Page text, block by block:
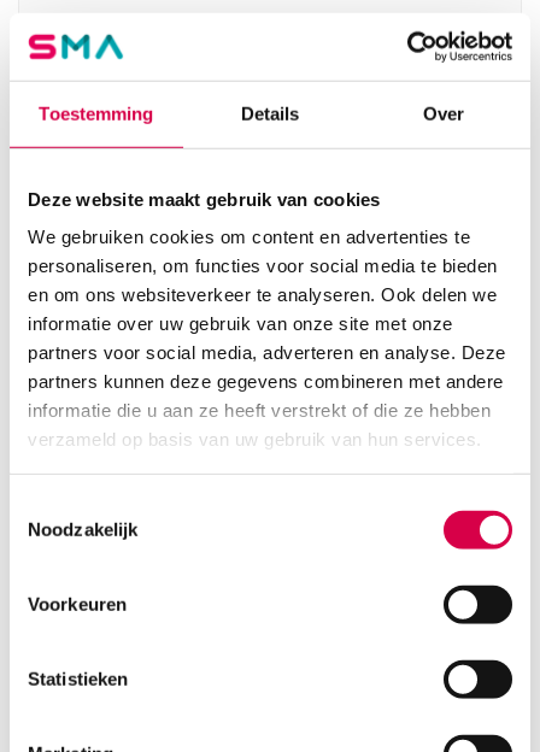
Toestemming Details Over
Deze website maakt gebruik van cookies
We gebruiken cookies om content en advertenties te
personaliseren, om functies voor social media te bieden
en om ons websiteverkeer te analyseren. Ook delen we
informatie over uw gebruik van onze site met onze
partners voor social media, adverteren en analyse. Deze
partners kunnen deze gegevens combineren met andere
informatie die u aan ze heeft verstrekt of die ze hebben
verzameld op basis van uw gebruik van hun services.
Noodzakelijk
Voorkeuren
Statistieken
Heine iC1/5 cover voor Apple iPhone 5s/SE (1)
1 stuk, iC1, onsteriel
3 tot 5 werkdagen
Heine NC2/5 cover voor Apple iPhone 5s/SE
HEINE